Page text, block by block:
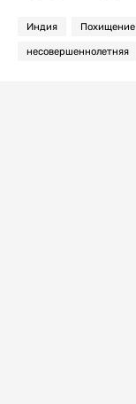
Индия Похищение
несовершеннолетняя